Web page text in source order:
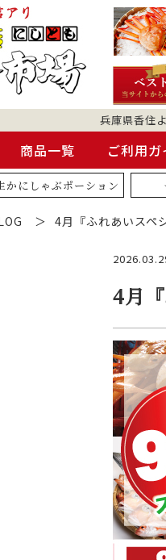
兵庫県香住
商品一覧 ご利用
かにしゃぶポーション
4月『ふれあいスペ
4月